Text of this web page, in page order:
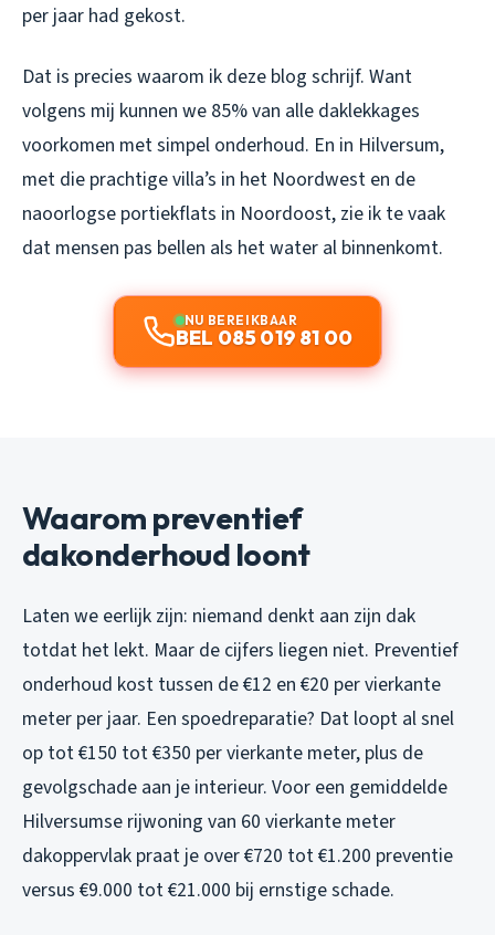
per jaar had gekost.
Dat is precies waarom ik deze blog schrijf. Want
volgens mij kunnen we 85% van alle daklekkages
voorkomen met simpel onderhoud. En in Hilversum,
met die prachtige villa’s in het Noordwest en de
naoorlogse portiekflats in Noordoost, zie ik te vaak
dat mensen pas bellen als het water al binnenkomt.
NU BEREIKBAAR
BEL 085 019 81 00
Waarom preventief
dakonderhoud loont
Laten we eerlijk zijn: niemand denkt aan zijn dak
totdat het lekt. Maar de cijfers liegen niet. Preventief
onderhoud kost tussen de €12 en €20 per vierkante
meter per jaar. Een spoedreparatie? Dat loopt al snel
op tot €150 tot €350 per vierkante meter, plus de
gevolgschade aan je interieur. Voor een gemiddelde
Hilversumse rijwoning van 60 vierkante meter
dakoppervlak praat je over €720 tot €1.200 preventie
versus €9.000 tot €21.000 bij ernstige schade.